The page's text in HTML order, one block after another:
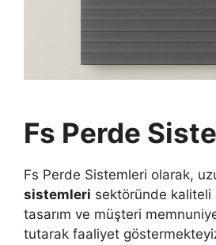
Fs Perde
Fs Perde Sistemleri olarak,
sistemleri sektöründe kaliteli
tasarım ve müşteri
tutarak faaliyet